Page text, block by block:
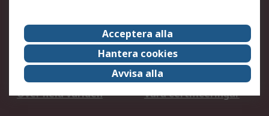
Om RS
Försäljningsvillkor
Det juridiska
Press Centre
Jobba hos RS
ESG
Över hela världen
Våra certificeringar
Acceptera alla
Hantera cookies
Avvisa alla